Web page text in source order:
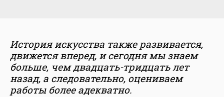
История искусства также развивается,
движется вперед, и сегодня мы знаем
больше, чем двадцать-тридцать лет
назад, а следовательно, оцениваем
работы более адекватно.